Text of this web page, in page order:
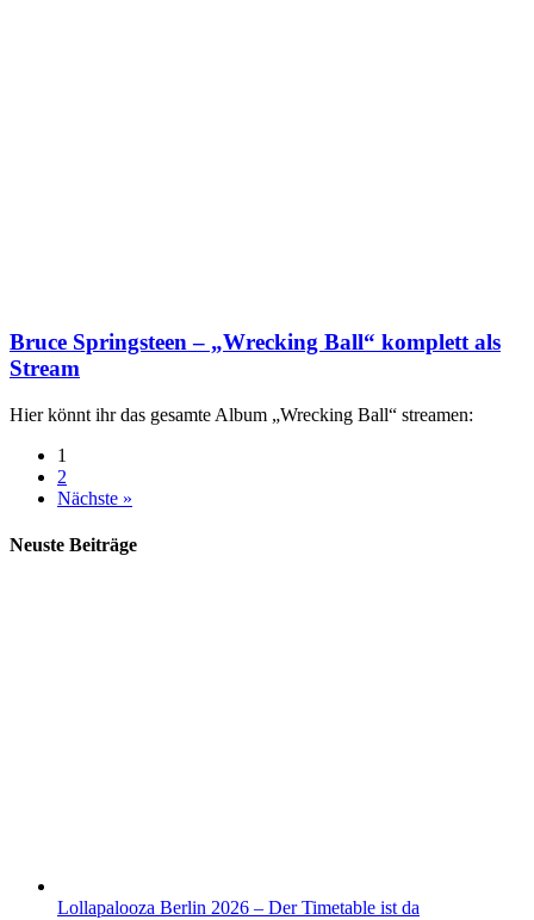
Bruce Springsteen – „Wrecking Ball“ komplett als
Stream
Hier könnt ihr das gesamte Album „Wrecking Ball“ streamen:
1
2
Nächste »
Neuste Beiträge
Lollapalooza Berlin 2026 – Der Timetable ist da